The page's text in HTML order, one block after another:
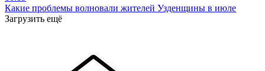
Какие проблемы волновали жителей Узденщины в июле
Загрузить ещё